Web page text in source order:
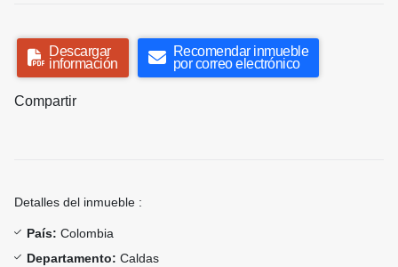
Descargar
información
Recomendar inmueble
por correo electrónico
Compartir
Detalles del inmueble :
País: Colombia
Departamento: Caldas